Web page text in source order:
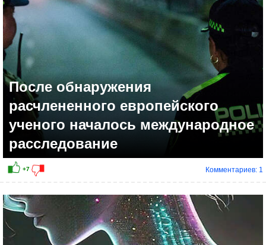
После обнаружения
расчлененного европейского
ученого началось международное
расследование
Комментариев: 1